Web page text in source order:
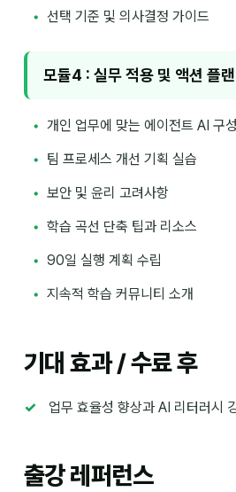
선택 기준 및 의사결정 가이드
모듈4 : 실무 적용 및 액션 플랜
개인 업무에 맞는 에이전트 AI 구성
팀 프로세스 개선 기획 실습
보안 및 윤리 고려사항
학습 곡선 단축 팁과 리소스
90일 실행 계획 수립
지속적 학습 커뮤니티 소개
기대 효과 / 수료 후
업무 효율성 향상과 AI 리터러시
출강 레퍼런스